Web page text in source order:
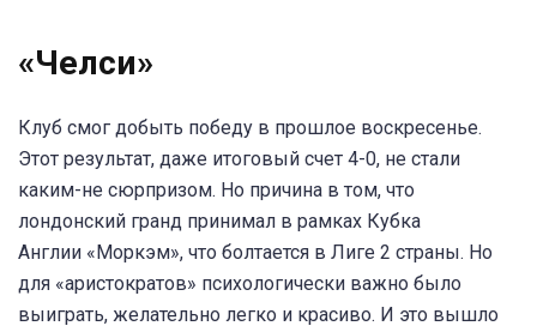
«Челси»
Клуб смог добыть победу в прошлое воскресенье.
Этот результат, даже итоговый счет 4-0, не стали
каким-не сюрпризом. Но причина в том, что
лондонский гранд принимал в рамках Кубка
Англии «Моркэм», что болтается в Лиге 2 страны. Но
для «аристократов» психологически важно было
выиграть, желательно легко и красиво. И это вышло